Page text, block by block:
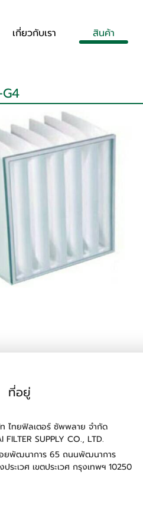
เกี่ยวกับเรา สินค้า
ที่อยู่
ไทยฟิลเตอร์ ซัพพลาย จำกัด
FILTER SUPPLY CO., LTD.
อยพัฒนาการ 65 ถนนพัฒนาการ
ประเวศ เขตประเวศ กรุงเทพฯ 10250